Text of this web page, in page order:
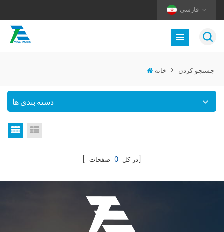
فارسی
خانه > جستجو کردن
دسته بندی ها
نمای گرید
[ در کل 0 صفحات]